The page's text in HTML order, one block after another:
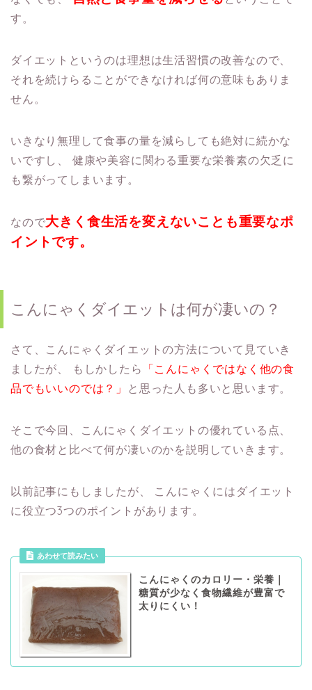
す。
ダイエットというのは理想は生活習慣の改善なので、
それを続けらることができなければ何の意味もありま
せん。
いきなり無理して食事の量を減らしても絶対に続かな
いですし、
健康や美容に関わる重要な栄養素の欠乏に
も繋がってしまいます。
なので大きく食生活を変えないことも重要なポ
イントです。
こんにゃくダイエットは何が凄いの？
さて、こんにゃくダイエットの方法について見ていき
ましたが、
もしかしたら 「こんにゃくではなく他の食
品でもいいのでは？」
と思った人も多いと思います。
そこで今回、こんにゃくダイエットの優れている点、
他の食材と比べて何が凄いのかを説明していきます。
以前記事にもしましたが、
こんにゃくにはダイエット
に役立つ3つのポイントがあります。
あわせて読みたい
こんにゃくのカロリー・栄養｜
糖質が少なく食物繊維が豊富で
太りにくい！